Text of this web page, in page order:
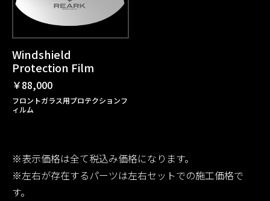
Windshield
Protection Film
￥88,000
フロントガラス用プロテクションフ
ィルム
※表示価格は全て税込み価格になります。
※左右が存在するパーツは左右セットでの施工価格で
す。